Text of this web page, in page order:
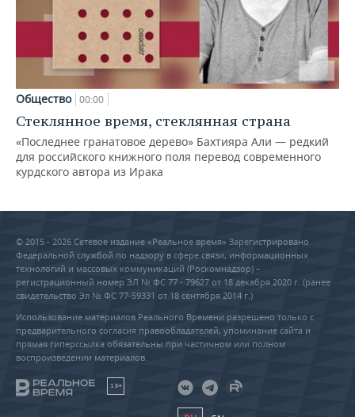
Общество 00:00
Стеклянное время, стеклянная страна
«Последнее гранатовое дерево» Бахтияра Али — редкий
для российского книжного поля перевод современного
курдского автора из Ирака
© 2015 - 2026 Сетевое издание «Реальное время» Зарегистрировано
Федеральной службой по надзору в сфере связи, информационных
технологий и массовых коммуникаций (Роскомнадзор) –
регистрационный номер ЭЛ № ФС 77 - 79627 от 18 декабря 2020 г. (ранее
свидетельство Эл № ФС 77-59331 от 18 сентября 2014 г.)
Использование материалов Реального Времени разрешено только с
предварительного согласия правообладателей, упоминание сайта и
прямая гиперссылка обязательны при частичном или полном
воспроизведении материалов.
18+